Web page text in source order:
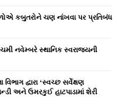
કબુતરોને ચણ નાંખવા પર પ્રતિબંધ
નવેમ્‍બરે સ્‍થાનિક સ્‍વરાજ્‍યની
દ્વારા ‘સ્‍વચ્‍છ સર્વેક્ષણ
અને ઉમરકુઈ હાટપાડામાં શેરી